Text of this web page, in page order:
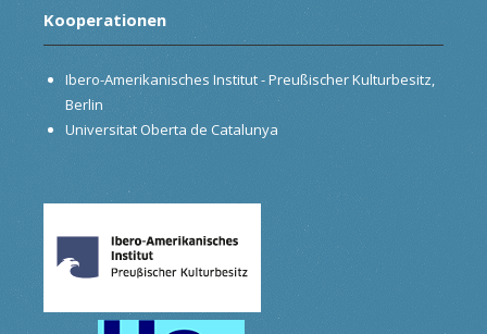
Kooperationen
Ibero-Amerikanisches Institut - Preußischer Kulturbesitz,
Berlin
Universitat Oberta de Catalunya